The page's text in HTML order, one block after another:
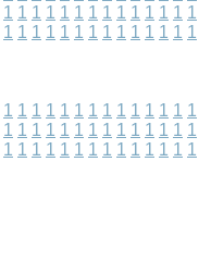
1 1 1 1 1 1 1 1 1 1 1 1 1 1
1 1 1 1 1 1 1 1 1 1 1 1 1 1
1 1 1 1 1 1 1 1 1 1 1 1 1 1
1 1 1 1 1 1 1 1 1 1 1 1 1 1
1 1 1 1 1 1 1 1 1 1 1 1 1 1